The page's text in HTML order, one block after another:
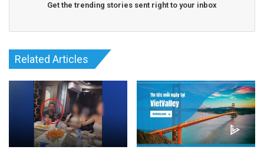
2023, Khu 7 đã có22,407 vụ tội phạmtừ
tháng 4, 2023 đến tháng 4, 2026
Get the trending stories sent right to your inbox
Related Articles